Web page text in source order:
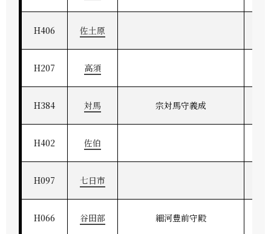
H406 佐土原
H207 高須
H384 対馬 宗対馬守義成
H402 佐伯
H097 七日市
H066 谷田部 細河豊前守殿